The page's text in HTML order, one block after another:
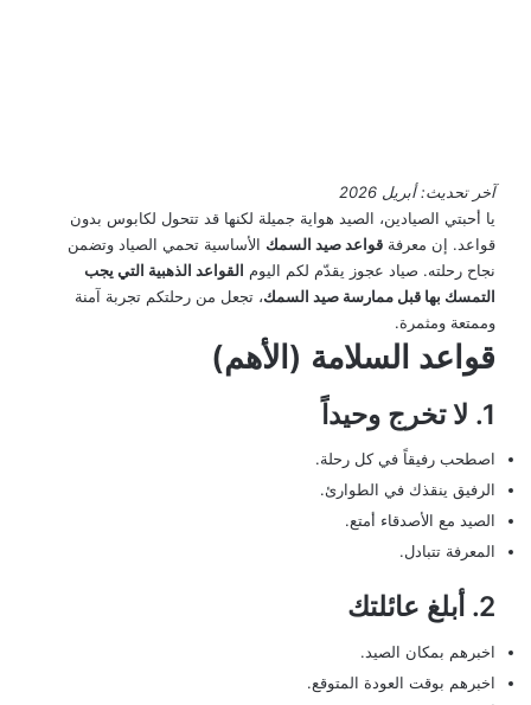
آخر تحديث: أبريل 2026
يا أحبتي الصيادين، الصيد هواية جميلة لكنها قد تتحول لكابوس بدون
قواعد. إن معرفة قواعد صيد السمك الأساسية تحمي الصياد وتضمن
نجاح رحلته. صياد عجوز يقدّم لكم اليوم القواعد الذهبية التي يجب
التمسك بها قبل ممارسة صيد السمك، تجعل من رحلتكم تجربة آمنة
وممتعة ومثمرة.
قواعد السلامة (الأهم)
1. لا تخرج وحيداً
اصطحب رفيقاً في كل رحلة.
الرفيق ينقذك في الطوارئ.
الصيد مع الأصدقاء أمتع.
المعرفة تتبادل.
2. أبلغ عائلتك
اخبرهم بمكان الصيد.
اخبرهم بوقت العودة المتوقع.